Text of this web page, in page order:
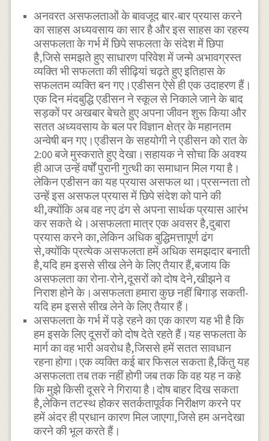
अनवरत असफलताओं के बावजूद बार-बार प्रयास करने
का साहस अध्यवसाय का सार है और इस साहस का रहस्य
असफलता के गर्भ में छिपे सफलता के संदेश में छिपा
है,जिसे समझते हुए साधारण परिवेश में जन्मे अभावग्रस्त
व्यक्ति भी सफलता की सीढ़ियां चढ़ते हुए इतिहास के
सफलतम व्यक्ति बन गए।एडीसन ऐसे ही एक उदाहरण हैं।
एक दिन मंदबुद्धि एडीसन ने स्कूल से निकाले जाने के बाद
सड़कों पर अखबार बेचते हुए अपना जीवन शुरू किया और
सतत अध्यवसाय के बल पर विज्ञान क्षेत्र के महानतम
अन्वेषी बन गए।एडीसन के सहयोगी ने एडीसन को रात के
2:00 बजे मुस्कराते हुए देखा।सहायक ने सोचा कि अवश्य
ही आज उन्हें वर्षों पुरानी गुत्थी का समाधान मिल गया है।
लेकिन एडीसन का यह प्रयास असफल था।प्रसन्नता तो
उन्हें इस असफल प्रयास में छिपे संदेश को पाने की
थी,क्योंकि अब वह नए ढंग से अपना सार्थक प्रयास आरंभ
कर सकते थे।असफलता मात्र एक अवसर है,दुबारा
प्रयास करने का,लेकिन अधिक बुद्धिमत्तापूर्ण ढंग
से,क्योंकि प्रत्येक असफलता हमें अधिक समझदार बनाती
है,यदि हम इससे सीख लेने के लिए तैयार हैं,बजाय कि
असफलता का रोना-रोने,दूसरों को दोष देने,खीझने व
निराश होने के।असफलता हमारा कुछ नहीं बिगाड़ सकती-
यदि हम इससे सीख लेने के लिए तैयार हैं।
असफलता के गर्भ में पड़े रहने का एक कारण यह भी है कि
हम इसके लिए दूसरों को दोष देते रहते हैं।यह सफलता के
मार्ग का वह भारी अवरोध है,जिससे हमें सतत सावधान
रहना होगा।एक व्यक्ति कई बार फिसल सकता है,किंतु यह
असफलता तब तक नहीं होगी जब तक कि वह यह न कहे
कि मुझे किसी दूसरे ने गिराया है।दोष बाहर दिख सकता
है,लेकिन तटस्थ होकर सतर्कतापूर्वक निरीक्षण करने पर
हमें अंदर ही प्रधान कारण मिल जाएगा,जिसे हम अनदेखा
करने की भूल करते हैं।